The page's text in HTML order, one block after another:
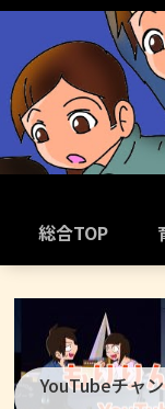
総合TOP
YouTubeチャ